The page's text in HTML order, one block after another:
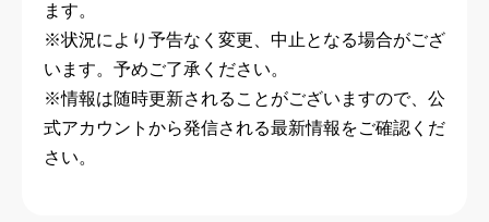
ます。
※状況により予告なく変更、中止となる場合がござ
います。予めご了承ください。
※情報は随時更新されることがございますので、公
式アカウントから発信される最新情報をご確認くだ
さい。